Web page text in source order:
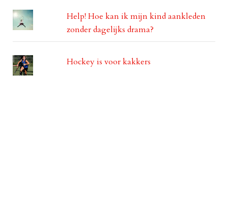
Help! Hoe kan ik mijn kind aankleden
zonder dagelijks drama?
Hockey is voor kakkers